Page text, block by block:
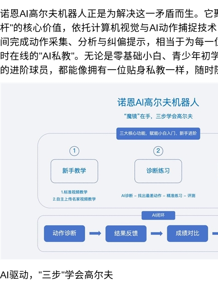
诺恩AI高尔夫机器人正是为解决这一矛盾而生。它
杆"的核心价值，依托计算机视觉与AI动作捕捉技
间完成动作采集、分析与纠偏提示，相当于为每
时在线的"AI私教"。无论是零基础小白、青少年初
的进阶球员，都能像拥有一位贴身私教一样，随
AI驱动，"三步"学会高尔夫